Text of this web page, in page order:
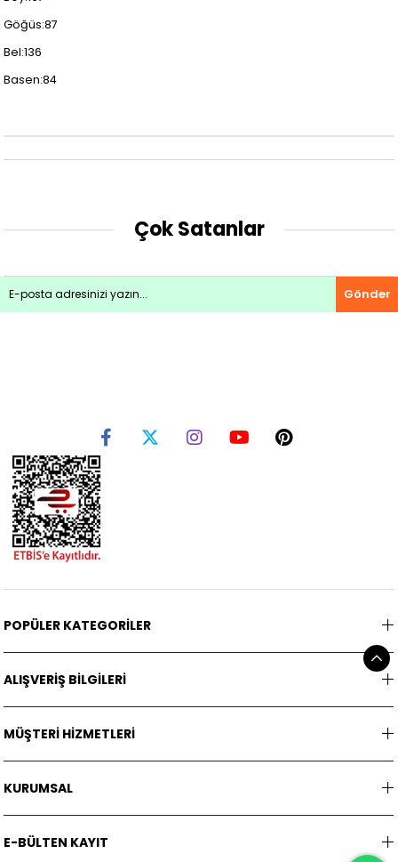
Göğüs:87
Bel:136
Basen:84
Çok Satanlar
Gönder
POPÜLER KATEGORİLER
ALIŞVERİŞ BİLGİLERİ
MÜŞTERİ HİZMETLERİ
KURUMSAL
E-BÜLTEN KAYIT